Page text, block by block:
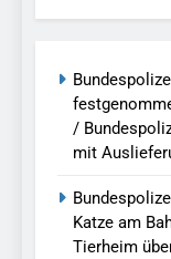
/
mit
Katze am
Tierheim